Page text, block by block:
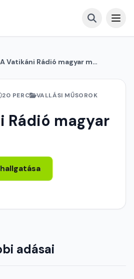
A Vatikáni Rádió magyar műsora
20 PERC VALLÁSI MŰSOROK
Rádió magyar
adásai